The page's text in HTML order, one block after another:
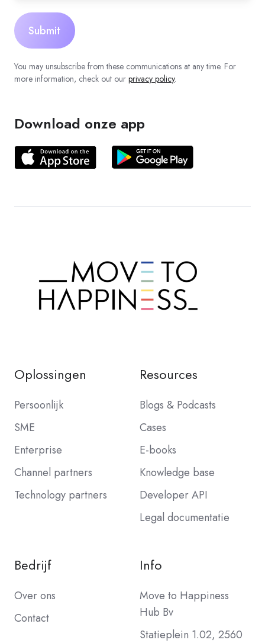
You may unsubscribe from these communications at any time. For
more information, check out our privacy policy.
Download onze app
Oplossingen
Persoonlijk
SME
Enterprise
Channel partners
Technology partners
Resources
Blogs & Podcasts
Cases
E-books
Knowledge base
Developer API
Legal documentatie
Bedrijf
Over ons
Contact
Info
Move to Happiness
Hub Bv
Statieplein 1.02, 2560